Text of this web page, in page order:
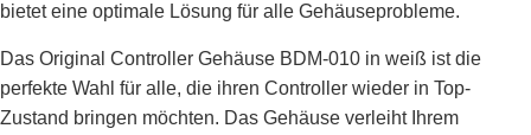
bietet eine optimale Lösung für alle Gehäuseprobleme.
Das Original Controller Gehäuse BDM-010 in weiß ist die
perfekte Wahl für alle, die ihren Controller wieder in Top-
Zustand bringen möchten. Das Gehäuse verleiht Ihrem